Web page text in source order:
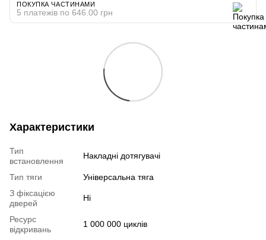
ПОКУПКА ЧАСТИНАМИ
5 платежів по 646.00 грн
Характеристики
Тип
встановлення
Накладні дотягувачі
Тип тяги
Універсальна тяга
З фіксацією
дверей
Ні
Ресурс
відкривань
1 000 000 циклів